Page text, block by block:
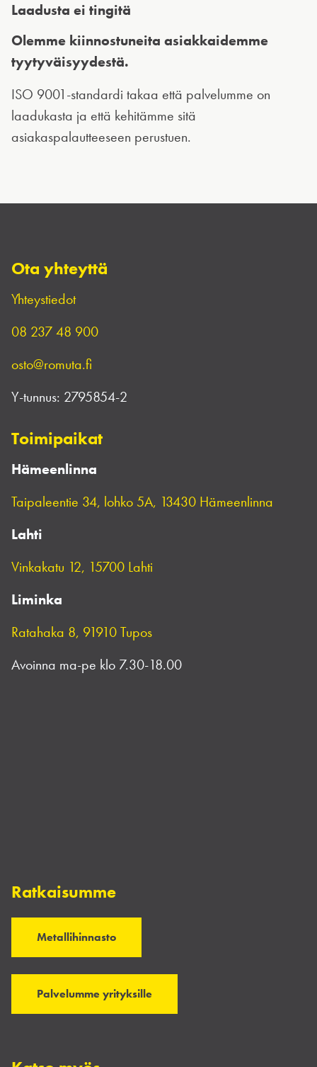
Laadusta ei tingitä
Olemme kiinnostuneita asiakkaidemme
tyytyväisyydestä.
ISO 9001-standardi takaa että palvelumme on
laadukasta ja että kehitämme sitä
asiakaspalautteeseen perustuen.
Ota yhteyttä
Yhteystiedot
08 237 48 900
osto@romuta.fi
Y-tunnus: 2795854-2
Toimipaikat
Hämeenlinna
Taipaleentie 34, lohko 5A, 13430 Hämeenlinna
Lahti
Vinkakatu 12, 15700 Lahti
Liminka
Ratahaka 8, 91910 Tupos
Avoinna ma-pe klo 7.30-18.00
Ratkaisumme
Metallihinnasto
Palvelumme yrityksille